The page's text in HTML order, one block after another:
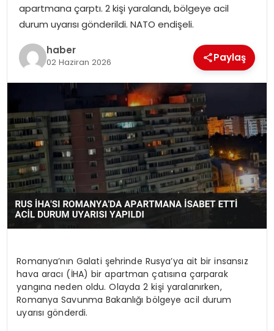
apartmana çarptı. 2 kişi yaralandı, bölgeye acil
durum uyarısı gönderildi. NATO endişeli.
haber
02 Haziran 2026 Paylaş
Romanya’nın Galati şehrinde Rusya’ya ait bir insansız
hava aracı (İHA) bir apartman çatısına çarparak
yangına neden oldu. Olayda 2 kişi yaralanırken,
Romanya Savunma Bakanlığı bölgeye acil durum
uyarısı gönderdi.